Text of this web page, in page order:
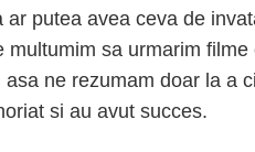
ar putea avea ceva de
multumim sa urmarim
ne rezumam doar la a
si au avut succes.